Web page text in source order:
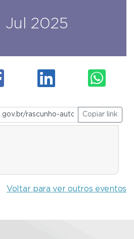
Jul 2025
Copiar link
Voltar para ver outros eventos